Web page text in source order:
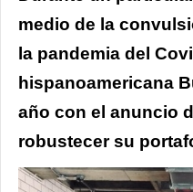
medio de la
la pandemia del
hispanoamericana
año con el anuncio
robustecer su